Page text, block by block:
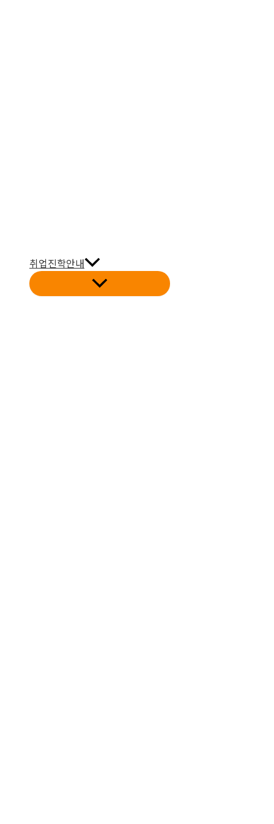
취업진학안내